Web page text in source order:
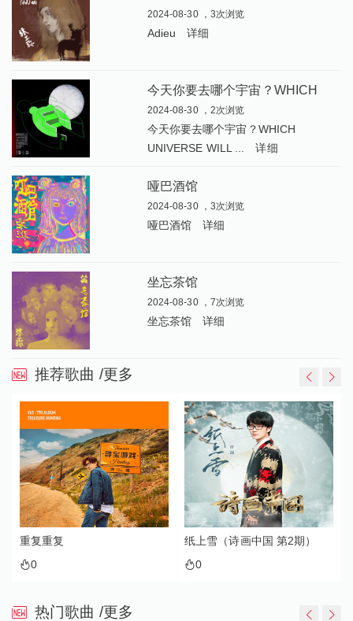
2024-08-30 ，3次浏览
Adieu 详细
2024-08-30 ，2次浏览
今天你要去哪个宇宙？WHICH
UNIVERSE WILL ...
详细
哑巴酒馆
2024-08-30 ，3次浏览
哑巴酒馆 详细
坐忘茶馆
2024-08-30 ，7次浏览
坐忘茶馆 详细
推荐歌曲 /更多
重复重复
0
纸上雪（诗画中国 第2期）
0
热门歌曲 /更多